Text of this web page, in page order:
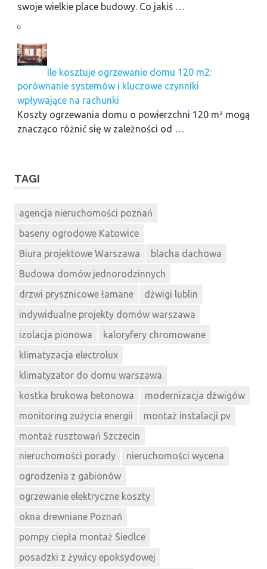
swoje wielkie place budowy. Co jakiś …
Ile kosztuje ogrzewanie domu 120 m2:
porównanie systemów i kluczowe czynniki
wpływające na rachunki
Koszty ogrzewania domu o powierzchni 120 m² mogą
znacząco różnić się w zależności od …
TAGI
agencja nieruchomości poznań
baseny ogrodowe Katowice
Biura projektowe Warszawa
blacha dachowa
Budowa domów jednorodzinnych
drzwi prysznicowe łamane
dźwigi lublin
indywidualne projekty domów warszawa
izolacja pionowa
kaloryfery chromowane
klimatyzacja electrolux
klimatyzator do domu warszawa
kostka brukowa betonowa
modernizacja dźwigów
monitoring zużycia energii
montaż instalacji pv
montaż rusztowań Szczecin
nieruchomości porady
nieruchomości wycena
ogrodzenia z gabionów
ogrzewanie elektryczne koszty
okna drewniane Poznań
pompy ciepła montaż Siedlce
posadzki z żywicy epoksydowej